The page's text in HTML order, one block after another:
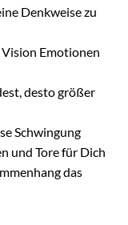
Denkweise zu
Vision Emotionen
desto größer
Schwingung
und Tore für Dich
das